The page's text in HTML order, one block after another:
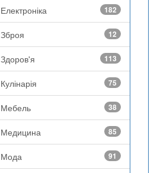
Електроніка 182
Зброя 12
Здоров'я 113
Кулінарія 75
Мебель 38
Медицина 85
Мода 91